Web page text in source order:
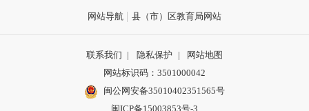
网站导航 县（市）区教育局网站
联系我们 | 隐私保护 |
网站地图
网站标识码：3501000042
闽公网安备35010402351565号
闽ICP备15003853号-3